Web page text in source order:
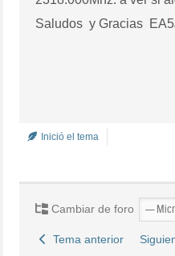
Saludos y Gracias
Inició el tema
Cambiar de foro
Tema anterior